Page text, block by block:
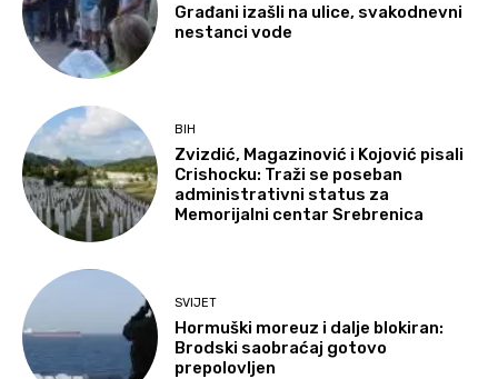
Građani izašli na ulice, svakodnevni
nestanci vode
BIH
Zvizdić, Magazinović i Kojović pisali
Crishocku: Traži se poseban
administrativni status za
Memorijalni centar Srebrenica
SVIJET
Hormuški moreuz i dalje blokiran:
Brodski saobraćaj gotovo
prepolovljen